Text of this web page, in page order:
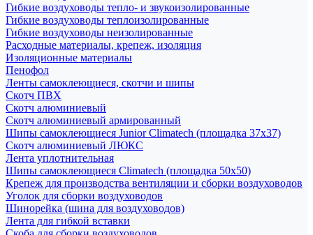
Гибкие воздуховоды тепло- и звукоизолированные
Гибкие воздуховоды теплоизолированные
Гибкие воздуховоды неизолированные
Расходные материалы, крепеж, изоляция
Изоляционные материалы
Пенофол
Ленты самоклеющиеся, скотчи и шипы
Скотч ПВХ
Скотч алюминиевый
Скотч алюминиевый армированный
Шипы самоклеющиеся Junior Climatech (площадка 37х37)
Скотч алюминиевый ЛЮКС
Лента уплотнительная
Шипы самоклеющиеся Climatech (площадка 50х50)
Крепеж для производства вентиляции и сборки воздуховодов
Уголок для сборки воздуховодов
Шинорейка (шина для воздуховодов)
Лента для гибкой вставки